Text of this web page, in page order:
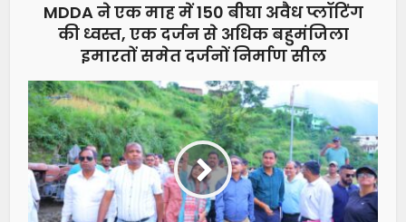
MDDA ने एक माह में 150 बीघा अवैध प्लॉटिंग
की ध्वस्त, एक दर्जन से अधिक बहुमंजिला
इमारतों समेत दर्जनों निर्माण सील